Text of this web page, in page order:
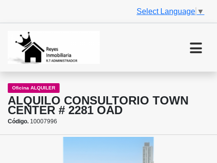
Select Language ▼
Oficina ALQUILER
ALQUILO CONSULTORIO TOWN
CENTER # 2281 OAD
Código. 10007996